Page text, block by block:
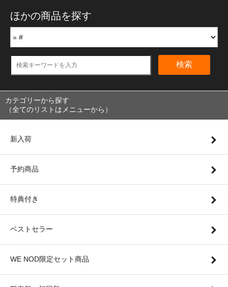
ほかの商品を探す
検索
カテゴリーから探す
（全てのリストはメニューから）
新入荷
予約商品
特典付き
ベストセラー
WE NOD限定セット商品